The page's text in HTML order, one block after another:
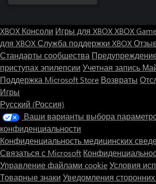
XBOX Консоли Игры для XBOXXBOX
для XBOXСлужба поддержки XBOX
Стандарты сообщества
приступах эпилепсии Учетная запись
Поддержка Microsoft Store Возвраты
Игры
Русский (Россия)
Ваши варианты выбора
конфиденциальности
Конфиденциальность медицинских
Связаться с Microsoft
Управление файлами cookieУсловия
Товарные знаки Уведомления